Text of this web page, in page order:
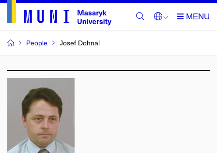
People Josef Dohnal